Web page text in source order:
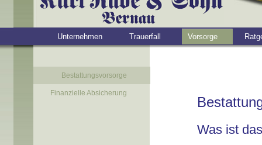
Unternehmen Trauerfall Vorsorge
Bestattungsvorsorge
Finanzielle Absicherung
Was ist